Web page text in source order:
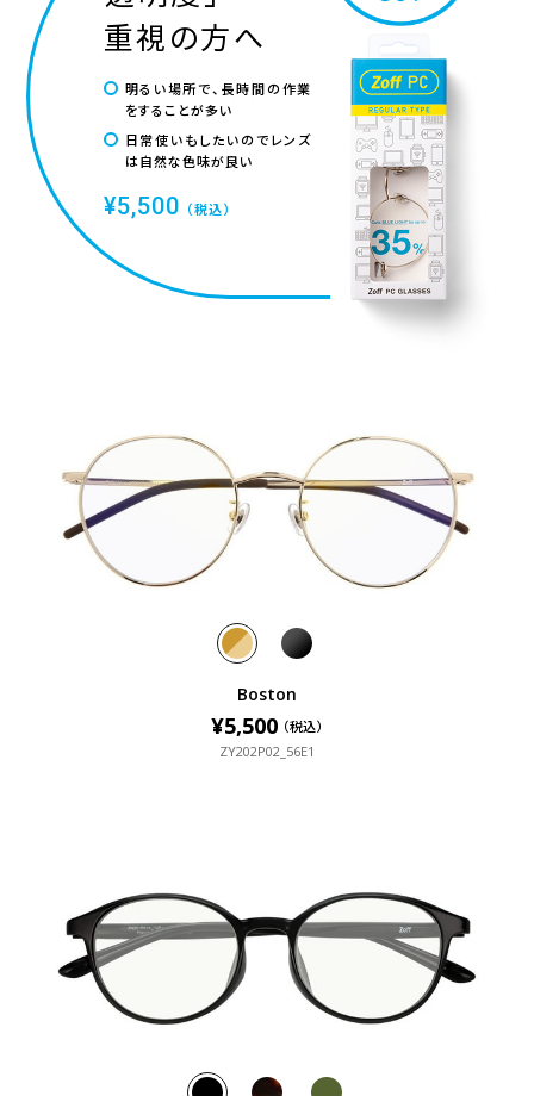
重視の方へ
明るい場所で、長時間の作業
をすることが多い
日常使いもしたいのでレンズ
は自然な色味が良い
¥5,500 （税込）
Boston
¥5,500 （税込）
ZY202P02_56E1
¥5,500 （税込）